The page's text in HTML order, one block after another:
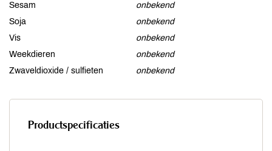
Sesam
onbekend
Soja
onbekend
Vis
onbekend
Weekdieren
onbekend
Zwaveldioxide / sulfieten
onbekend
Productspecificaties